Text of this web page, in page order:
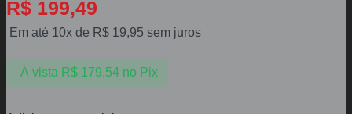
R$ 199,49
Em até 10x de R$ 19,95 sem juros
À vista R$179,54 no Pix